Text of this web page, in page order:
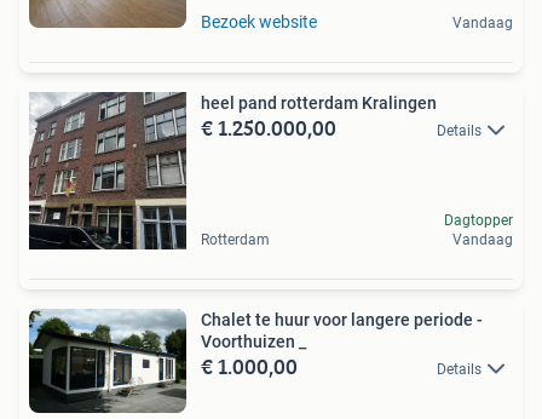
Bezoek website Vandaag
heel pand rotterdam Kralingen
€ 1.250.000,00 Details
Rotterdam
Dagtopper
Vandaag
Chalet te huur voor langere periode -
Voorthuizen _
€ 1.000,00 Details